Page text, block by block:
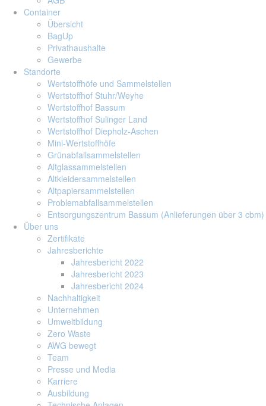
Container
Übersicht
BagUp
Privathaushalte
Gewerbe
Standorte
Wertstoffhöfe und Sammelstellen
Wertstoffhof Stuhr/Weyhe
Wertstoffhof Bassum
Wertstoffhof Sulinger Land
Wertstoffhof Diepholz-Aschen
Mini-Wertstoffhöfe
Grünabfallsammelstellen
Altglassammelstellen
Altkleidersammelstellen
Altpapiersammelstellen
Problemabfallsammelstellen
Entsorgungszentrum Bassum (Anlieferungen über 3 cbm)
Über uns
Zertifikate
Jahresberichte
Jahresbericht 2022
Jahresbericht 2023
Jahresbericht 2024
Nachhaltigkeit
Unternehmen
Umweltbildung
Zero Waste
AWG bewegt
Team
Presse und Media
Karriere
Ausbildung